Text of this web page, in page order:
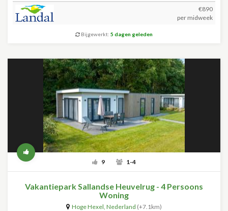
€890
per midweek
Bijgewerkt: 5 dagen geleden
9 1-4
Vakantiepark Sallandse Heuvelrug - 4 Persoons
Woning
Hoge Hexel, Nederland (+7.1km)